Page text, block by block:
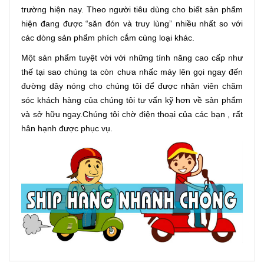
trường hiện nay. Theo người tiêu dùng cho biết sản phẩm
hiện đang được “săn đón và truy lùng” nhiều nhất so với
các dòng sản phẩm phích cắm cùng loại khác.
Một sản phẩm tuyệt vời với những tính năng cao cấp như
thế tại sao chúng ta còn chưa nhấc máy lên gọi ngay đến
đường dây nóng cho chúng tôi để được nhân viên chăm
sóc khách hàng của chúng tôi tư vấn kỹ hơn về sản phẩm
và sở hữu ngay.Chúng tôi chờ điện thoại của các bạn , rất
hân hạnh được phục vụ.